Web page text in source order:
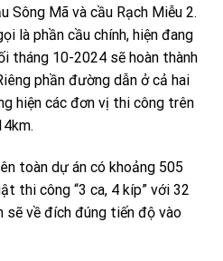
Sông Mã và cầu Rạch Miễu 2.
là phần cầu chính, hiện đang
tháng 10-2024 sẽ hoàn thành
phần đường dẫn ở cả hai
hiện các đơn vị thi công trên
toàn dự án có khoảng 505
thi công “3 ca, 4 kíp” với 32
sẽ về đích đúng tiến độ vào